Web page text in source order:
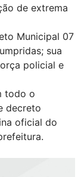
de extrema
Municipal 07
sua
policial e
todo o
decreto
oficial do